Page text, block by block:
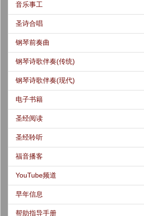
音乐事工
圣诗合唱
钢琴前奏曲
钢琴诗歌伴奏(传统)
钢琴诗歌伴奏(现代)
电子书籍
圣经阅读
圣经聆听
福音播客
YouTube频道
早年信息
帮助指导手册